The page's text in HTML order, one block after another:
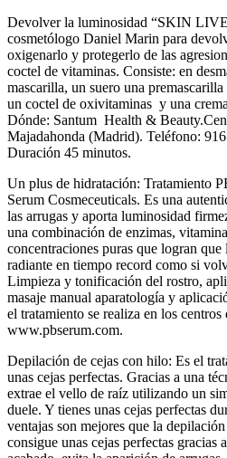
Devolver la luminosidad “SKIN
cosmetólogo Daniel Marin para
oxigenarlo y protegerlo de las
coctel de vitaminas. Consiste: en
mascarilla, un suero una
un coctel de oxivitaminas y una
Dónde: Santum Health &
Majadahonda (Madrid). Teléfono:
Duración 45 minutos.
Un plus de hidratación: Tratamiento
Serum Cosmeceuticals. Es una
las arrugas y aporta luminosidad
una combinación de enzimas,
concentraciones puras que logran
radiante en tiempo record como si
Limpieza y tonificación del rostro,
masaje manual aparatología y
el tratamiento se realiza en los centros
www.pbserum.com.
Depilación de cejas con hilo: Es el
unas cejas perfectas. Gracias a una
extrae el vello de raíz utilizando un
duele. Y tienes unas cejas perfectas
ventajas son mejores que la
consigue unas cejas perfectas gracias